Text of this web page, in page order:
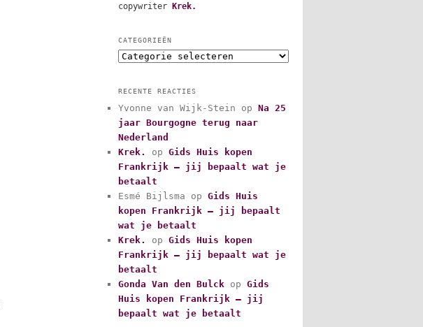
copywriter Krek.
CATEGORIEËN
C
e
g
o
r
i
e
ë
RECENTE REACTIES
Yvonne van Wijk-Stein op Na 25
jaar Bourgogne terug naar
Nederland
Krek.
op Gids Huis kopen
Frankrijk – jij bepaalt wat je
betaalt
Esmé Bijlsma op Gids Huis
kopen Frankrijk – jij bepaalt
wat je betaalt
Krek.
op Gids Huis kopen
Frankrijk – jij bepaalt wat je
betaalt
Gonda Van den Bulck op Gids
Huis kopen Frankrijk – jij
bepaalt wat je betaalt